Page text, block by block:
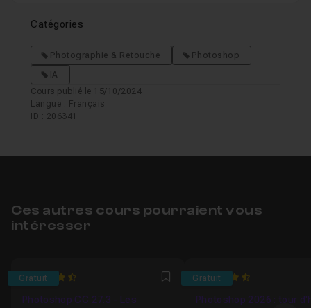
Catégories
Photographie & Retouche
Photoshop
IA
Cours publié le 15/10/2024
Langue : Français
ID : 206341
Ces autres cours pourraient vous
intéresser
Gratuit
4.7272727272727 Favori
Photoshop CC 27.3 - Les
Gratuit
4.375
Photoshop 2026 : tour